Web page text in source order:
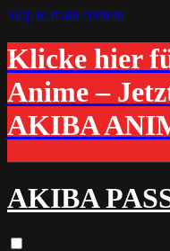
Skip to main content
Klicke hier
Anime –
AKIBA
AKIBA